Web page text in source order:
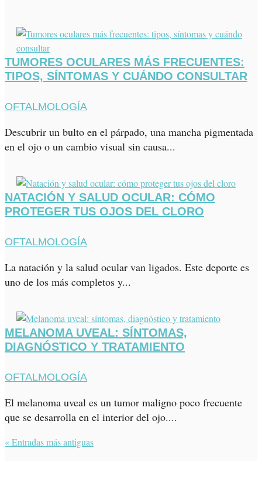
TUMORES OCULARES MÁS FRECUENTES:
TIPOS, SÍNTOMAS Y CUÁNDO CONSULTAR
OFTALMOLOGÍA
Descubrir un bulto en el párpado, una mancha pigmentada
en el ojo o un cambio visual sin causa...
NATACIÓN Y SALUD OCULAR: CÓMO
PROTEGER TUS OJOS DEL CLORO
OFTALMOLOGÍA
La natación y la salud ocular van ligados. Este deporte es
uno de los más completos y...
MELANOMA UVEAL: SÍNTOMAS,
DIAGNÓSTICO Y TRATAMIENTO
OFTALMOLOGÍA
El melanoma uveal es un tumor maligno poco frecuente
que se desarrolla en el interior del ojo....
« Entradas más antiguas